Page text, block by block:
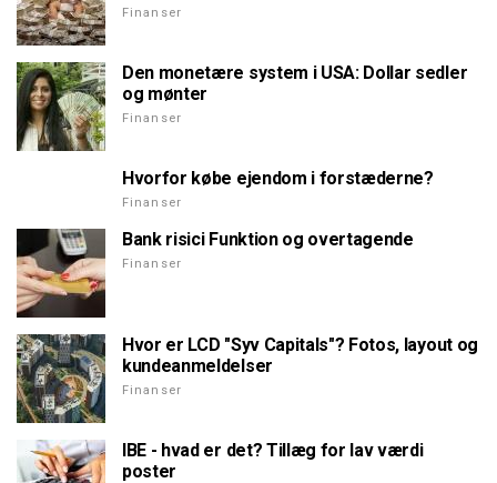
Finanser
Den monetære system i USA: Dollar sedler
og mønter
Finanser
Hvorfor købe ejendom i forstæderne?
Finanser
Bank risici Funktion og overtagende
Finanser
Hvor er LCD "Syv Capitals"? Fotos, layout og
kundeanmeldelser
Finanser
IBE - hvad er det? Tillæg for lav værdi
poster